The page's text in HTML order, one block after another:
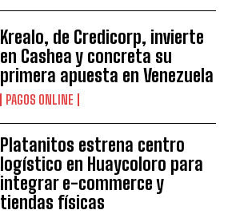
Krealo, de Credicorp, invierte
en Cashea y concreta su
primera apuesta en Venezuela
PAGOS ONLINE
Platanitos estrena centro
logístico en Huaycoloro para
integrar e-commerce y
tiendas físicas